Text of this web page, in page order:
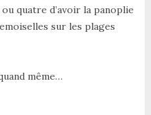
quatre d’avoir la panoplie
sur les plages
même…